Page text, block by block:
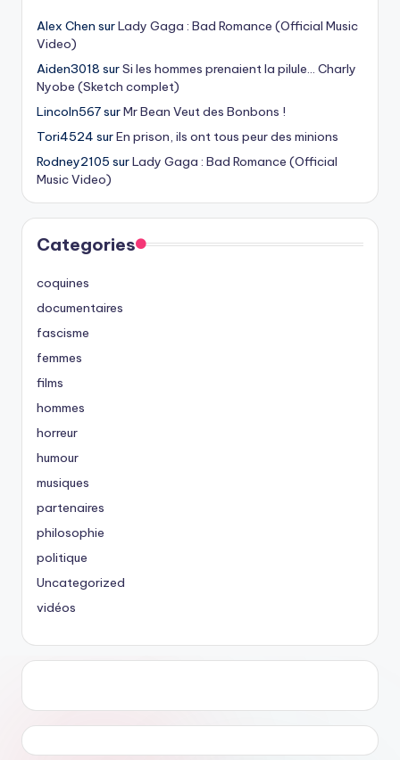
Alex Chen surLady Gaga : Bad Romance (Official Music
Video)
Aiden3018 surSi les hommes prenaient la pilule… Charly
Nyobe (Sketch complet)
Lincoln567surMr Bean Veut des Bonbons !
Tori4524 surEn prison, ils ont tous peur des minions
Rodney2105 surLady Gaga : Bad Romance (Official
Music Video)
Categories
coquines
documentaires
fascisme
femmes
films
hommes
horreur
humour
musiques
partenaires
philosophie
politique
Uncategorized
vidéos